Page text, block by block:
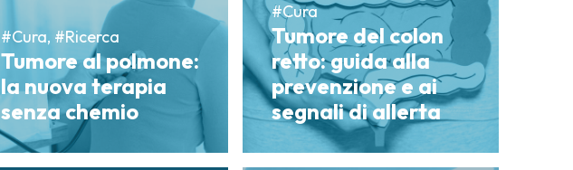
#Cura, #Ricerca
Tumore al polmone:
la nuova terapia
senza chemio
#Cura
Tumore del colon
retto: guida alla
prevenzione e ai
segnali di allerta